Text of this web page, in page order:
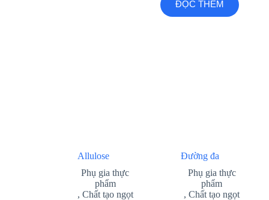
ĐỌC THÊM
Allulose
Phụ gia thực
phẩm
, Chất tạo ngọt
Đường đa
Phụ gia thực
phẩm
,Chất tạo ngọt